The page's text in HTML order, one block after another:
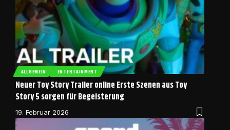
ALLGEMEIN ENTERTAINMENT
Neuer Toy Story Trailer online Erste Szenen aus Toy
Story 5 sorgen für Begeisterung
19. Februar 2026